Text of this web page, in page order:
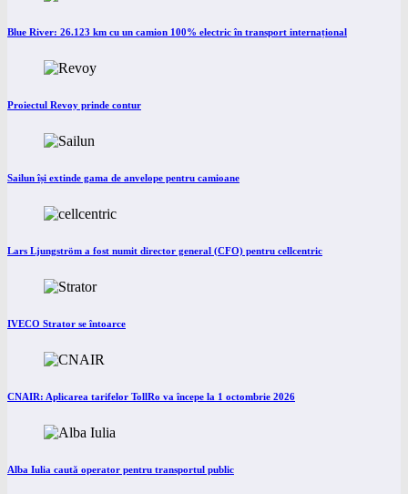
Blue River: 26.123 km cu un camion 100% electric în transport internațional
Proiectul Revoy prinde contur
Sailun își extinde gama de anvelope pentru camioane
Lars Ljungström a fost numit director general (CFO) pentru cellcentric
IVECO Strator se întoarce
CNAIR: Aplicarea tarifelor TollRo va începe la 1 octombrie 2026
Alba Iulia caută operator pentru transportul public